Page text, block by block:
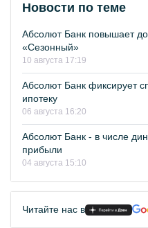
Новости по теме
Абсолют Банк повышает
«Сезонный»
10 августа 17:19
Абсолют Банк фиксирует
ипотеку
06 августа 16:20
Абсолют Банк - в числе
прибыли
04 августа 15:10
Читайте нас в